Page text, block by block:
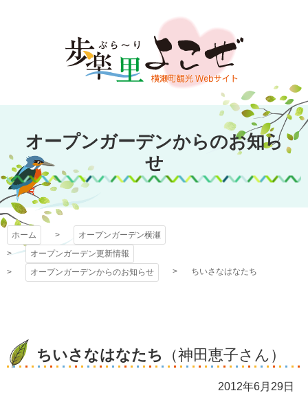
文
キ
プ
オープンガーデン
横瀬
オープンガーデンからのお知ら
せ
ホーム
オープンガーデン横瀬
オープンガーデン更新情報
オープンガーデンからのお知らせ
ちいさなはなたち
ちいさなはなたち （神田恵子さん）
2012年6月29日